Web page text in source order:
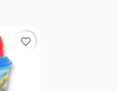
favorite_border